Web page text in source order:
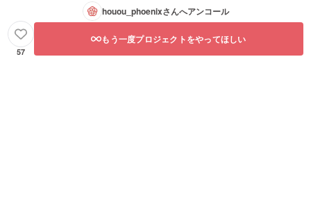
houou_phoenixさんへアンコール
57
もう一度プロジェクトをやってほしい